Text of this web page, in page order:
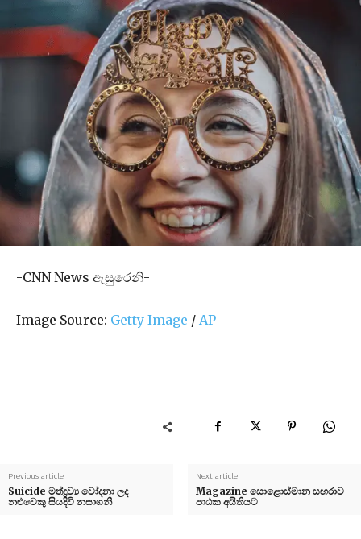
-CNN News ඇසුරෙනි-
Image Source: Getty Image / AP
Previous article
Suicide මත්ද්‍රව්‍ය චෝදනා ලද
නළුවෙකු සියදිවි නසාගනී
Next article
Magazine සොළොස්මාන සඟරාව
පාඨක අයිතියට